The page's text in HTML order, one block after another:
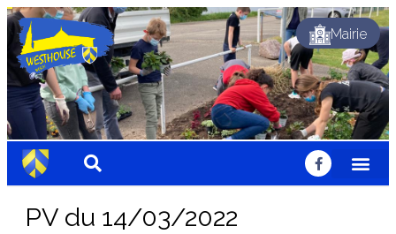
Mairie
Dynamique
Fleuri
Solidaire
Traditionnel
Festif
Sportif
Chaleureux
Accueillant
Nature
Dynamique
Fleuri
Solidaire
Traditionnel
Festif
Sportif
Chaleureux
Accueillant
Nature
Dynamique
Fleuri
Solidaire
Traditionnel
Festif
Sportif
Chaleureux
Accueillant
Nature
PV du 14/03/2022